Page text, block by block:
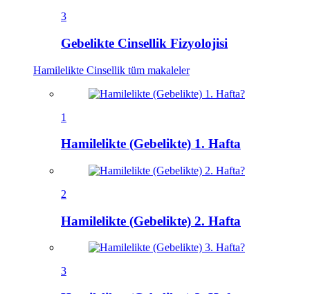
3
Gebelikte Cinsellik Fizyolojisi
Hamilelikte Cinsellik tüm makaleler
1
Hamilelikte (Gebelikte) 1. Hafta
2
Hamilelikte (Gebelikte) 2. Hafta
3